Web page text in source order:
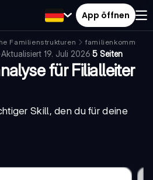
App öffnen
Familienstrukturen
·Aktualisiert 19. Juli 2026·5 Seiten
für Filialleiter
Skill, den du für deine